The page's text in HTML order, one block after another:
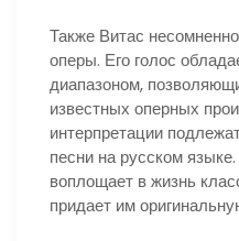
Также Витас
оперы. Его голос
диапазоном,
известных оперных
интерпретации
песни на русском
воплощает в жизнь
придает им